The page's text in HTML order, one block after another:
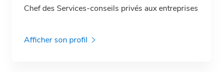
Chef des Services-conseils privés aux entreprises
Afficher son profil